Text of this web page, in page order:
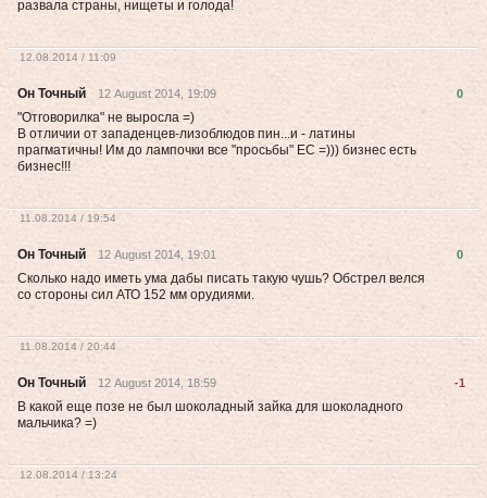
развала страны, нищеты и голода!
12.08.2014 / 11:09
Он Точный 12 August 2014, 19:09
"Отговорилка" не выросла =)
В отличии от западенцев-лизоблюдов пин...и - латины
прагматичны! Им до лампочки все "просьбы" ЕС =))) бизнес есть
бизнес!!!
0
11.08.2014 / 19:54
Он Точный 12 August 2014, 19:01
Сколько надо иметь ума дабы писать такую чушь? Обстрел велся
со стороны сил АТО 152 мм орудиями.
0
11.08.2014 / 20:44
Он Точный 12 August 2014, 18:59
В какой еще позе не был шоколадный зайка для шоколадного
мальчика? =)
-1
12.08.2014 / 13:24